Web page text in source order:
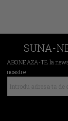
SUNA-
ABONEAZA-TE la
noastre